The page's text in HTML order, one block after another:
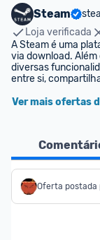
Steam
Loja verificada
A Steam é uma
via download.
diversas
entre si,
Ver mais ofertas
Oferta postada